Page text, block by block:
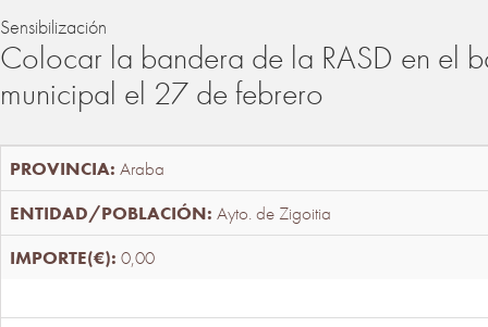
Sensibilización
Colocar la bandera de la RASD en el
municipal el 27 de febrero
Araba
Ayto. de Zigoitia
0,00